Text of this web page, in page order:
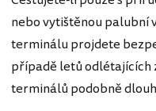
nebo vytištěnou palubní
terminálu projdete
případě letů odlétajících
terminálů podobně